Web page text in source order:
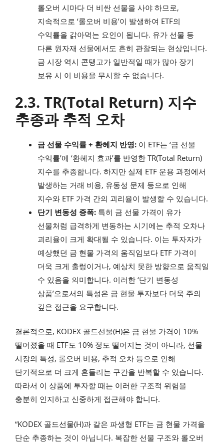
롤오버 시마다 더 비싼 선물을 사야 하므로,
지속적으로 ‘롤오버 비용’이 발생하여 ETF의
수익률을 갉아먹는 요인이 됩니다. 유가 선물 등
다른 원자재 선물에서도 흔히 관찰되는 현상입니다.
금 시장 역시 콘탱고가 일반적일 때가 많아 장기
보유 시 이 비용을 무시할 수 없습니다.
2.3. TR(Total Return) 지수
추종과 추적 오차
금 선물 수익률 + 환헤지 반영: 이 ETF는 ‘금 선물
수익률’에 ‘환헤지 효과’를 반영한 TR(Total Return)
지수를 추종합니다. 하지만 실제 ETF 운용 과정에서
발생하는 거래 비용, 유동성 문제 등으로 인해
지수와 ETF 가격 간의 괴리율이 발생할 수 있습니다.
단기 변동성 증폭: 특히 금 선물 가격이 유가
선물처럼 급격하게 변동하는 시기에는 추적 오차나
괴리율이 크게 확대될 수 있습니다. 이는 투자자가
예상했던 금 현물 가격의 움직임보다 ETF 가격이
더욱 크게 출렁이거나, 예상치 못한 방향으로 움직일
수 있음을 의미합니다. 이러한 ‘단기 변동성
상품’으로서의 특성은 금 현물 투자보다 더욱 주의
깊은 접근을 요구합니다.
결론적으로, KODEX 골드선물(H)은 금 현물 가격이 10%
떨어졌을 때 ETF도 10% 정도 떨어지는 것이 아니라, 선물
시장의 특성, 롤오버 비용, 추적 오차 등으로 인해
단기적으로 더 크게 흔들리는 구간을 반복할 수 있습니다.
따라서 이 상품에 투자할 때는 이러한 구조적 위험을
충분히 인지하고 신중하게 접근해야 합니다.
“KODEX 골드선물(H)과 같은 파생형 ETF는 금 현물 가격을
단순 추종하는 것이 아닙니다. 복잡한 선물 구조와 롤오버